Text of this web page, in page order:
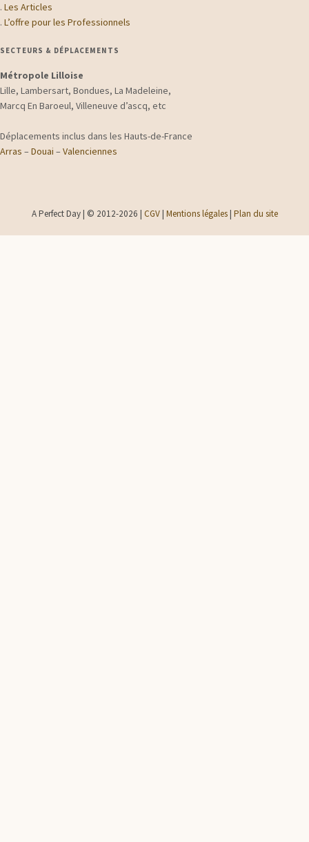
.Les Articles
.L’offre pour les Professionnels
SECTEURS & DÉPLACEMENTS
Métropole Lilloise
Lille, Lambersart, Bondues, La Madeleine,
Marcq En Baroeul, Villeneuve d’ascq, etc
Déplacements inclus dans les Hauts-de-France
Arras –Douai –Valenciennes
A Perfect Day | © 2012-2026 | CGV| Mentions légales| Plan du site